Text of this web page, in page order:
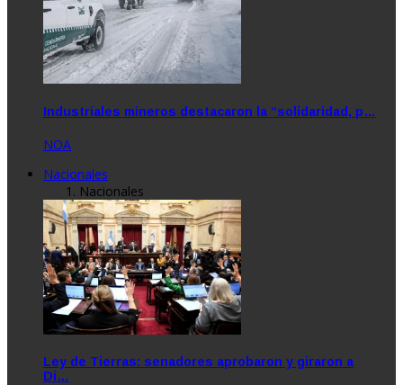
Industriales mineros destacaron la “solidaridad, p…
NOA
Nacionales
Nacionales
Ley de Tierras: senadores aprobaron y giraron a
Di…